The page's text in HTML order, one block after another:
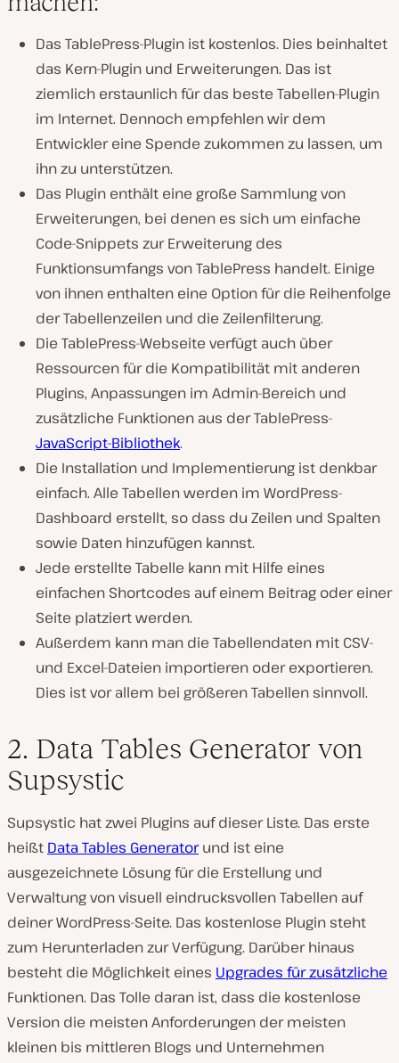
Das TablePress-Plugin ist kostenlos. Dies beinhaltet
das Kern-Plugin und Erweiterungen. Das ist
ziemlich erstaunlich für das beste Tabellen-Plugin
im Internet. Dennoch empfehlen wir dem
Entwickler eine Spende zukommen zu lassen, um
ihn zu unterstützen.
Das Plugin enthält eine große Sammlung von
Erweiterungen, bei denen es sich um einfache
Code-Snippets zur Erweiterung des
Funktionsumfangs von TablePress handelt. Einige
von ihnen enthalten eine Option für die Reihenfolge
der Tabellenzeilen und die Zeilenfilterung.
Die TablePress-Webseite verfügt auch über
Ressourcen für die Kompatibilität mit anderen
Plugins, Anpassungen im Admin-Bereich und
zusätzliche Funktionen aus der TablePress-
JavaScript-Bibliothek.
Die Installation und Implementierung ist denkbar
einfach. Alle Tabellen werden im WordPress-
Dashboard erstellt, so dass du Zeilen und Spalten
sowie Daten hinzufügen kannst.
Jede erstellte Tabelle kann mit Hilfe eines
einfachen Shortcodes auf einem Beitrag oder einer
Seite platziert werden.
Außerdem kann man die Tabellendaten mit CSV-
und Excel-Dateien importieren oder exportieren.
Dies ist vor allem bei größeren Tabellen sinnvoll.
2. Data Tables Generator von
Supsystic
Supsystic hat zwei Plugins auf dieser Liste. Das erste
heißt Data Tables Generatorund ist eine
ausgezeichnete Lösung für die Erstellung und
Verwaltung von visuell eindrucksvollen Tabellen auf
deiner WordPress-Seite. Das kostenlose Plugin steht
zum Herunterladen zur Verfügung. Darüber hinaus
besteht die Möglichkeit eines Upgrades für zusätzliche
Funktionen. Das Tolle daran ist, dass die kostenlose
Version die meisten Anforderungen der meisten
kleinen bis mittleren Blogs und Unternehmen